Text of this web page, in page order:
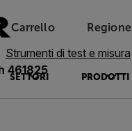
messages
Carrello
al carrello
al carrello
Regione
SETTORI PRODOTTI
Strumenti di test e misura
461825